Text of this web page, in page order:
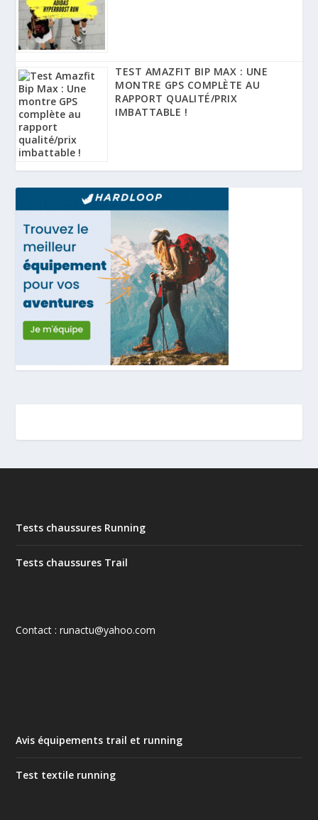
TEST AMAZFIT BIP MAX : UNE
MONTRE GPS COMPLÈTE AU
RAPPORT QUALITÉ/PRIX
IMBATTABLE !
Tests chaussures Running
Tests chaussures Trail
Contact : runactu@yahoo.com
Avis équipements trail et running
Test textile running